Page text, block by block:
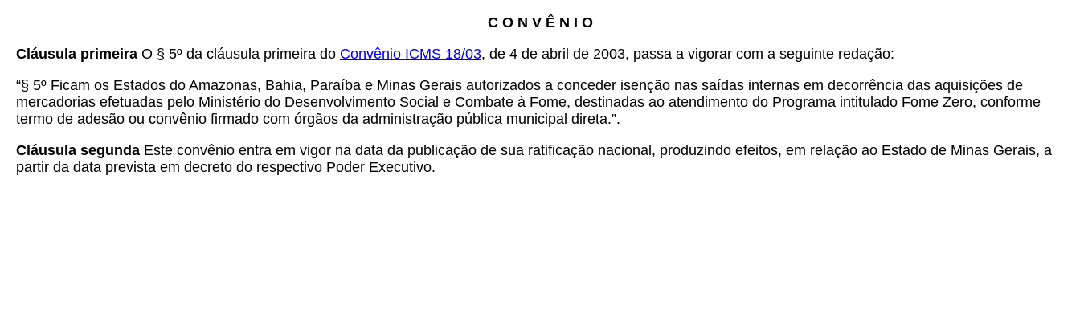
C O N V Ê N I O
Cláusula primeira O § 5º da cláusula primeira do Convênio ICMS 18/03, de 4 de abril de 2003, passa a vigorar com a seguinte redação:
“§ 5º Ficam os Estados do Amazonas, Bahia, Paraíba e Minas Gerais autorizados a conceder isenção nas saídas internas em decorrência das aquisições de
mercadorias efetuadas pelo Ministério do Desenvolvimento Social e Combate à Fome, destinadas ao atendimento do Programa intitulado Fome Zero, conforme
termo de adesão ou convênio firmado com órgãos da administração pública municipal direta.”.
Cláusula segunda Este convênio entra em vigor na data da publicação de sua ratificação nacional, produzindo efeitos, em relação ao Estado de Minas Gerais, a
partir da data prevista em decreto do respectivo Poder Executivo.